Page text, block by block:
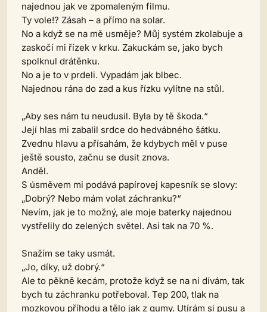
najednou jak ve zpomaleným filmu.
Ty vole!? Zásah – a přímo na solar.
No a když se na mě usměje? Můj systém zkolabuje a
zaskočí mi řízek v krku. Zakuckám se, jako bych
spolknul drátěnku.
No a je to v prdeli. Vypadám jak blbec.
Najednou rána do zad a kus řízku vylítne na stůl.
„Aby ses nám tu neudusil. Byla by tě škoda.“
Její hlas mi zabalil srdce do hedvábného šátku.
Zvednu hlavu a přísahám, že kdybych měl v puse
ještě sousto, začnu se dusit znova.
Anděl.
S úsměvem mi podává papírovej kapesník se slovy:
„Dobrý? Nebo mám volat záchranku?“
Nevím, jak je to možný, ale moje baterky najednou
vystřelily do zelených světel. Asi tak na 70 %.
Snažím se taky usmát.
„Jo, díky, už dobrý.“
Ale to pěkně kecám, protože když se na ni dívám, tak
bych tu záchranku potřeboval. Tep 200, tlak na
mozkovou příhodu a tělo jak z gumy. Utírám si pusu a